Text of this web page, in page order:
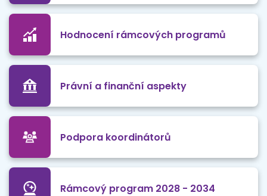
Hodnocení rámcových programů
Právní a finanční aspekty
Podpora koordinátorů
Rámcový program 2028 - 2034